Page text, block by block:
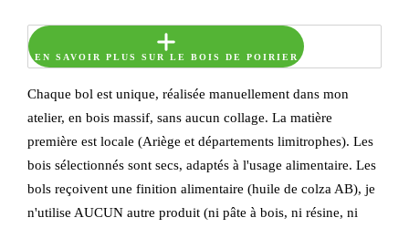
EN SAVOIR PLUS SUR LE BOIS DE POIRIER
Chaque bol est unique, réalisée manuellement dans mon
atelier, en bois massif, sans aucun collage. La matière
première est locale (Ariège et départements limitrophes). Les
bois sélectionnés sont secs, adaptés à l'usage alimentaire. Les
bols reçoivent une finition alimentaire (huile de colza AB), je
n'utilise AUCUN autre produit (ni pâte à bois, ni résine, ni